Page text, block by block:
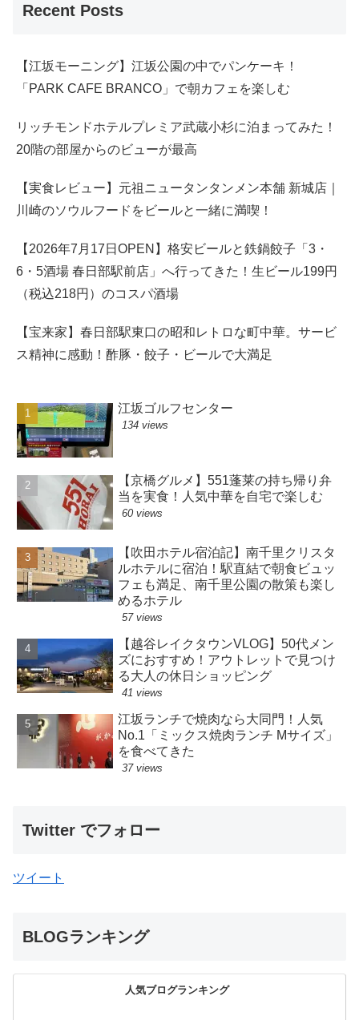
Recent Posts
【江坂モーニング】江坂公園の中でパンケーキ！
「PARK CAFE BRANCO」で朝カフェを楽しむ
リッチモンドホテルプレミア武蔵小杉に泊まってみた！
20階の部屋からのビューが最高
【実食レビュー】元祖ニュータンタンメン本舗 新城店｜
川崎のソウルフードをビールと一緒に満喫！
【2026年7月17日OPEN】格安ビールと鉄鍋餃子「3・
6・5酒場 春日部駅前店」へ行ってきた！生ビール199円
（税込218円）のコスパ酒場
【宝来家】春日部駅東口の昭和レトロな町中華。サービ
ス精神に感動！酢豚・餃子・ビールで大満足
江坂ゴルフセンター
134 views
【京橋グルメ】551蓬莱の持ち帰り弁
当を実食！人気中華を自宅で楽しむ
60 views
【吹田ホテル宿泊記】南千里クリスタ
ルホテルに宿泊！駅直結で朝食ビュッ
フェも満足、南千里公園の散策も楽し
めるホテル
57 views
【越谷レイクタウンVLOG】50代メン
ズにおすすめ！アウトレットで見つけ
る大人の休日ショッピング
41 views
江坂ランチで焼肉なら大同門！人気
No.1「ミックス焼肉ランチ Mサイズ」
を食べてきた
37 views
Twitter でフォロー
ツイート
BLOGランキング
人気ブログランキング